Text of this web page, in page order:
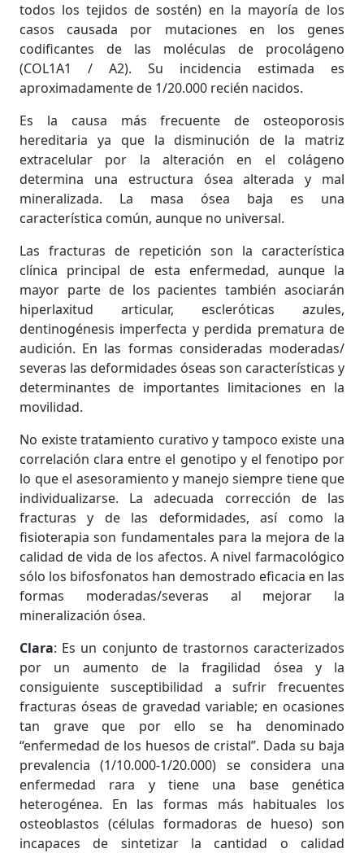
todos los tejidos de sostén) en la mayoría de los
casos causada por mutaciones en los genes
codificantes de las moléculas de procolágeno
(COL1A1 / A2). Su incidencia estimada es
aproximadamente de 1/20.000 recién nacidos.
Es la causa más frecuente de osteoporosis
hereditaria ya que la disminución de la matriz
extracelular por la alteración en el colágeno
determina una estructura ósea alterada y mal
mineralizada. La masa ósea baja es una
característica común, aunque no universal.
Las fracturas de repetición son la característica
clínica principal de esta enfermedad, aunque la
mayor parte de los pacientes también asociarán
hiperlaxitud articular, escleróticas azules,
dentinogénesis imperfecta y perdida prematura de
audición. En las formas consideradas moderadas/
severas las deformidades óseas son características y
determinantes de importantes limitaciones en la
movilidad.
No existe tratamiento curativo y tampoco existe una
correlación clara entre el genotipo y el fenotipo por
lo que el asesoramiento y manejo siempre tiene que
individualizarse. La adecuada corrección de las
fracturas y de las deformidades, así como la
fisioterapia son fundamentales para la mejora de la
calidad de vida de los afectos. A nivel farmacológico
sólo los bifosfonatos han demostrado eficacia en las
formas moderadas/severas al mejorar la
mineralización ósea.
Clara: Es un conjunto de trastornos caracterizados
por un aumento de la fragilidad ósea y la
consiguiente susceptibilidad a sufrir frecuentes
fracturas óseas de gravedad variable; en ocasiones
tan grave que por ello se ha denominado
“enfermedad de los huesos de cristal”. Dada su baja
prevalencia (1/10.000-1/20.000) se considera una
enfermedad rara y tiene una base genética
heterogénea. En las formas más habituales los
osteoblastos (células formadoras de hueso) son
incapaces de sintetizar la cantidad o calidad